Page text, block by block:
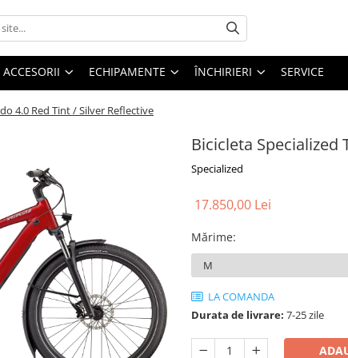
ACCESORII ECHIPAMENTE ÎNCHIRIERI SERVICE
4.0 Red Tint / Silver Reflective
Bicicleta Specialized
Specialized
17.850,00 Lei
Mărime:
LA COMANDA
Durata de livrare: 7-25 zile